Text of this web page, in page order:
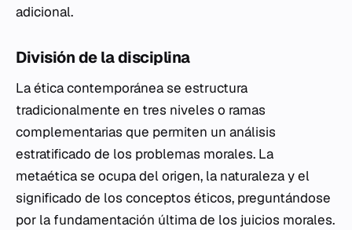
adicional.
División de la disciplina
La ética contemporánea se estructura
tradicionalmente en tres niveles o ramas
complementarias que permiten un análisis
estratificado de los problemas morales. La
metaética se ocupa del origen, la naturaleza y el
significado de los conceptos éticos, preguntándose
por la fundamentación última de los juicios morales.